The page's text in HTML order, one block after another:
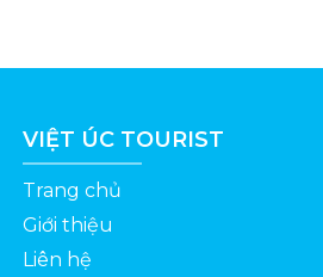
VIỆT ÚC TOURIST
Trang chủ
Giới thiệu
Liên hệ